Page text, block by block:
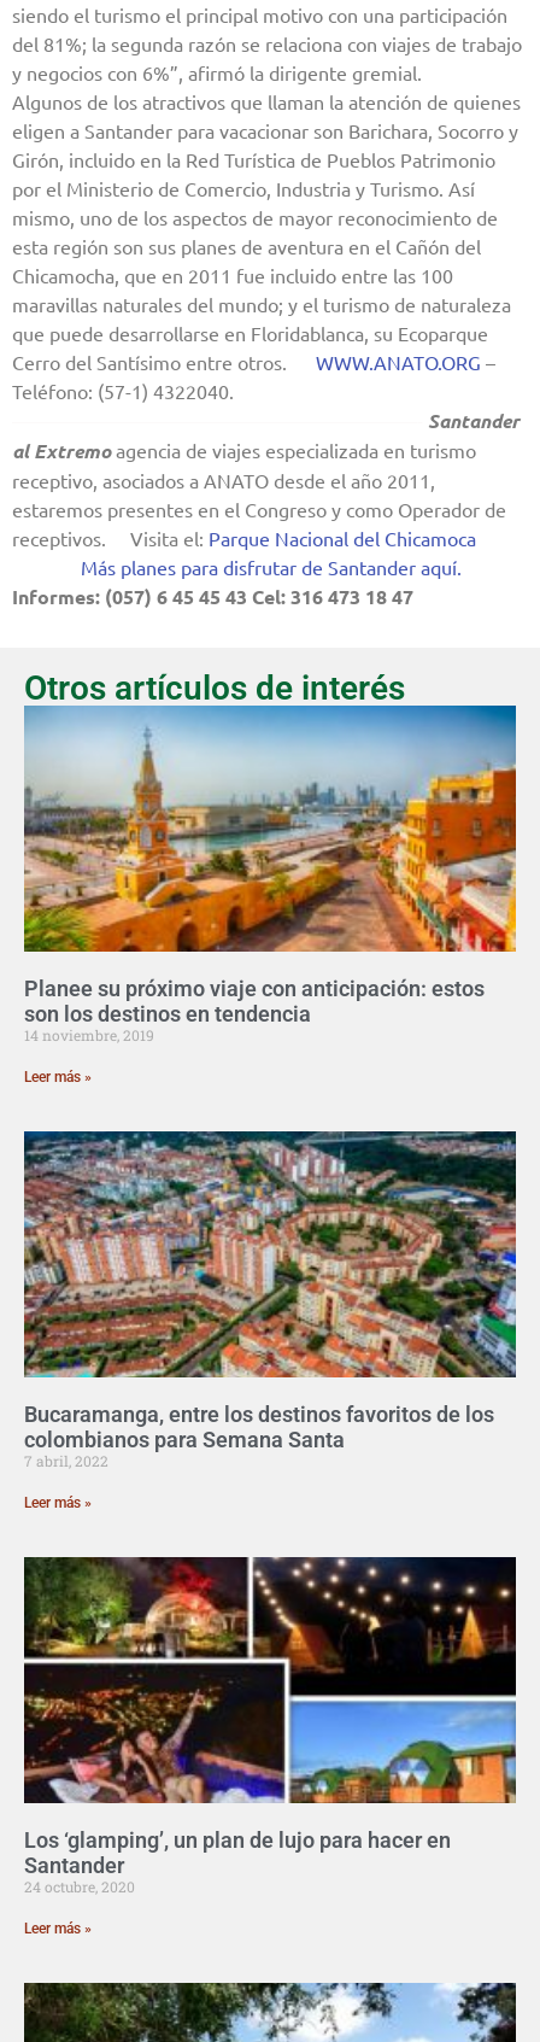
siendo el turismo el principal motivo con una participación
del 81%; la segunda razón se relaciona con viajes de trabajo
y negocios con 6%”, afirmó la dirigente gremial.
Algunos de los atractivos que llaman la atención de quienes
eligen a Santander para vacacionar son Barichara, Socorro y
Girón, incluido en la Red Turística de Pueblos Patrimonio
por el Ministerio de Comercio, Industria y Turismo. Así
mismo, uno de los aspectos de mayor reconocimiento de
esta región son sus planes de aventura en el Cañón del
Chicamocha, que en 2011 fue incluido entre las 100
maravillas naturales del mundo; y el turismo de naturaleza
que puede desarrollarse en Floridablanca, su Ecoparque
Cerro del Santísimo entre otros.
WWW.ANATO.ORG –
Teléfono: (57-1) 4322040.
Santander
al Extremoagencia de viajes especializada en turismo
receptivo, asociados a ANATO desde el año 2011,
estaremos presentes en el Congreso y como Operador de
receptivos.
Visita el: Parque Nacional del Chicamoca
Más planes para disfrutar de Santander aquí.
Informes: (057) 6 45 45 43 Cel: 316 473 18 47
Otros artículos de interés
Planee su próximo viaje con anticipación: estos
son los destinos en tendencia
14 noviembre, 2019
Leer más »
Bucaramanga, entre los destinos favoritos de los
colombianos para Semana Santa
7 abril, 2022
Leer más »
Los ‘glamping’, un plan de lujo para hacer en
Santander
24 octubre, 2020
Leer más »